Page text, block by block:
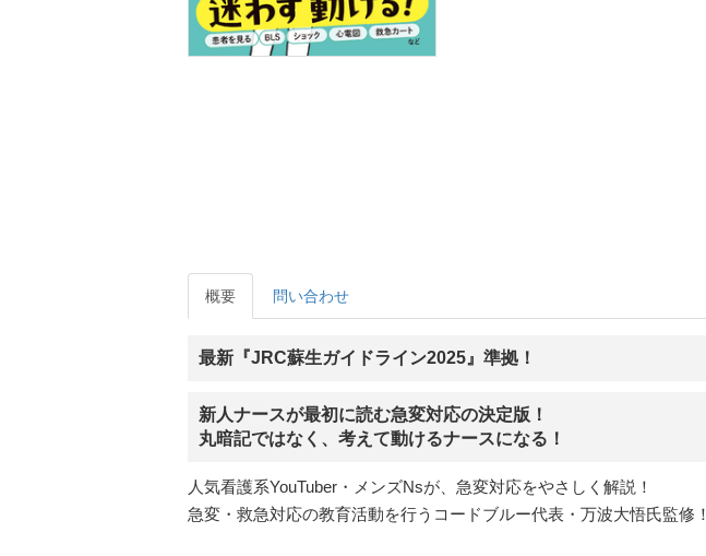
概要 問い合わせ
最新『JRC蘇生ガイドライン2025』準拠！
新人ナースが最初に読む急変対応の決定版！
丸暗記ではなく、考えて動けるナースになる！
人気看護系YouTuber・メンズNsが、急変対応をやさしく解説！
急変・救急対応の教育活動を行うコードブルー代表・万波大悟氏監修！